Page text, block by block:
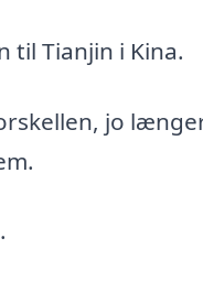
til Tianjin i Kina.
jo